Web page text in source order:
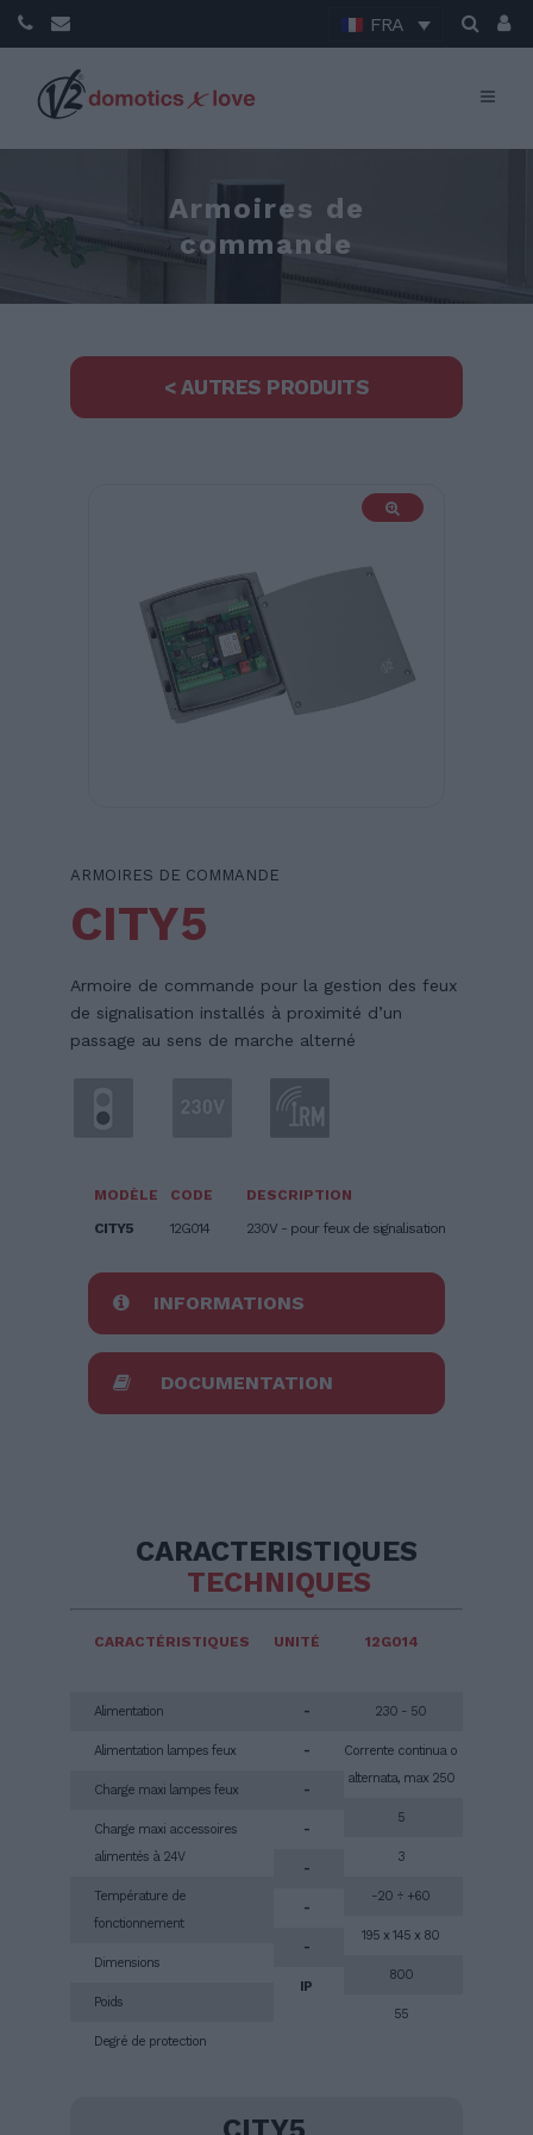
FRA
Armoires de
commande
< AUTRES PRODUITS
ARMOIRES DE COMMANDE
CITY5
Armoire de commande pour la gestion des feux
de signalisation installés à proximité d’un
passage au sens de marche alterné
MODÈLE CODE
DESCRIPTION
CITY5
12G014 230V - pour feux de signalisation
INFORMATIONS
DOCUMENTATION
CARACTERISTIQUES
TECHNIQUES
CARACTÉRISTIQUES
Alimentation
Alimentation lampes feux
Charge maxi lampes feux
Charge maxi accessoires
alimentés à 24V
Température de
fonctionnement
Dimensions
Poids
Degré de protection
UNITÉ
-
-
-
-
-
-
-
IP
12G014
230 - 50
Corrente continua o
alternata, max 250
5
3
-20 ÷ +60
195 x 145 x 80
800
55